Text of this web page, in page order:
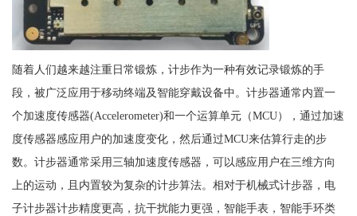
随着人们越来越注重日常锻炼，计步作为一种有效记录锻炼的手
段，被广泛应用于移动终端及智能穿戴设备中。计步器通常内置一
个加速度传感器(Accelerometer)和一个运算单元（MCU），通过加速
度传感器感应用户的加速度变化，然后通过MCU来估算行走的步
数。计步器通常采用三轴加速度传感器，可以感应用户在三维方向
上的运动，且内置较为复杂的计步算法。相对于机械式计步器，电
子计步器计步精度更高，抗干扰能力更强，智能手表，智能手环类